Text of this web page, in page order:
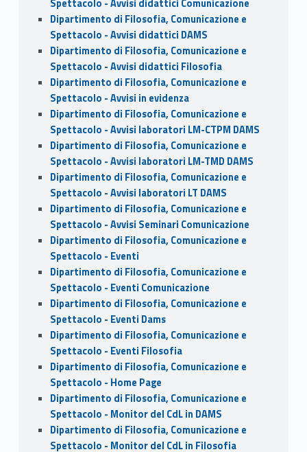
Spettacolo - Avvisi didattici Comunicazione
Dipartimento di Filosofia, Comunicazione e
Spettacolo - Avvisi didattici DAMS
Dipartimento di Filosofia, Comunicazione e
Spettacolo - Avvisi didattici Filosofia
Dipartimento di Filosofia, Comunicazione e
Spettacolo - Avvisi in evidenza
Dipartimento di Filosofia, Comunicazione e
Spettacolo - Avvisi laboratori LM-CTPM DAMS
Dipartimento di Filosofia, Comunicazione e
Spettacolo - Avvisi laboratori LM-TMD DAMS
Dipartimento di Filosofia, Comunicazione e
Spettacolo - Avvisi laboratori LT DAMS
Dipartimento di Filosofia, Comunicazione e
Spettacolo - Avvisi Seminari Comunicazione
Dipartimento di Filosofia, Comunicazione e
Spettacolo - Eventi
Dipartimento di Filosofia, Comunicazione e
Spettacolo - Eventi Comunicazione
Dipartimento di Filosofia, Comunicazione e
Spettacolo - Eventi Dams
Dipartimento di Filosofia, Comunicazione e
Spettacolo - Eventi Filosofia
Dipartimento di Filosofia, Comunicazione e
Spettacolo - Home Page
Dipartimento di Filosofia, Comunicazione e
Spettacolo - Monitor del CdL in DAMS
Dipartimento di Filosofia, Comunicazione e
Spettacolo - Monitor del CdL in Filosofia